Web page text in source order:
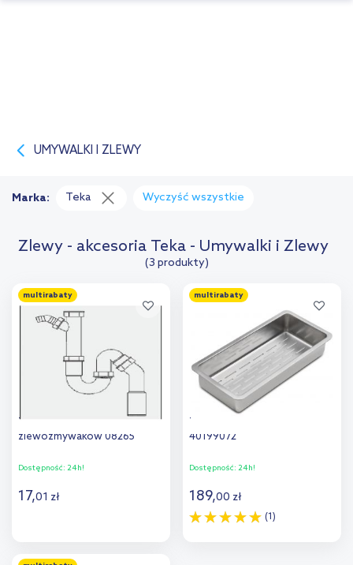
UMYWALKI I ZLEWY
Zlewy - akcesoria Teka - Umywalki i Zlewy
(3 produkty)
Marka: Teka Wyczyść wszystkie
multirabaty
Teka syfon do
zlewozmywaków 08265
Dostępność: 24h!
17,01 zł
multirabaty
Teka wkładka ociekowa
40199072
Dostępność: 24h!
189,00 zł
(1)